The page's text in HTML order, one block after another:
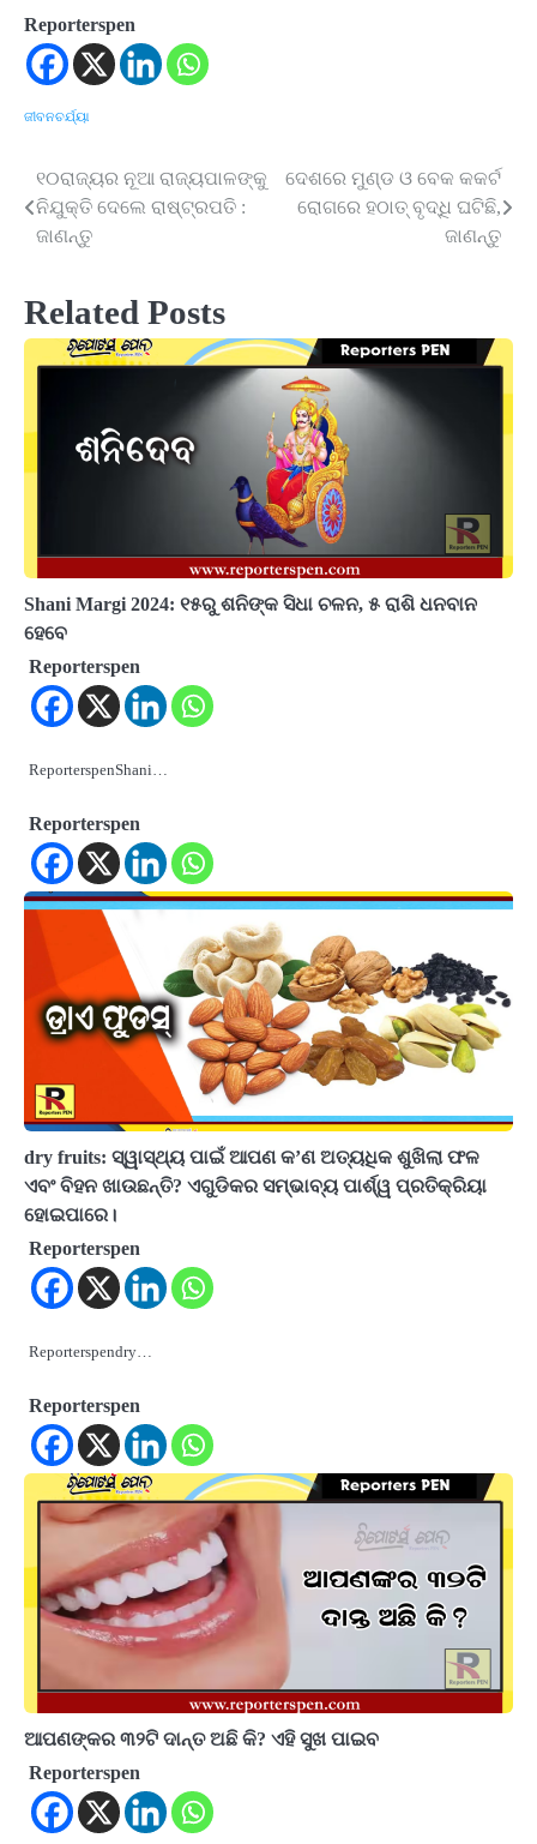
Reporterspen
ଜୀବନଚର୍ଯ୍ୟା
Post
navigation
୧୦ରାଜ୍ୟର ନୂଆ ରାଜ୍ୟପାଳଙ୍କୁ
ନିଯୁକ୍ତି ଦେଲେ ରାଷ୍ଟ୍ରପତି :
ଜାଣନ୍ତୁ
ଦେଶରେ ମୁଣ୍ଡ ଓ ବେକ କକର୍ଟ
ରୋଗରେ ହଠାତ୍ ବୃଦ୍ଧି ଘଟିଛି,
ଜାଣନ୍ତୁ
Related Posts
Shani Margi 2024: ୧୫ରୁ ଶନିଙ୍କ ସିଧା ଚଳନ, ୫ ରାଶି ଧନବାନ
ହେବେ
Reporterspen
ReporterspenShani…
Reporterspen
dry fruits: ସ୍ୱାସ୍ଥ୍ୟ ପାଇଁ ଆପଣ କ’ଣ ଅତ୍ୟଧିକ ଶୁଖିଲା ଫଳ
ଏବଂ ବିହନ ଖାଉଛନ୍ତି? ଏଗୁଡିକର ସମ୍ଭାବ୍ୟ ପାର୍ଶ୍ୱ ପ୍ରତିକ୍ରିୟା
ହୋଇପାରେ।
Reporterspen
Reporterspendry…
Reporterspen
ଆପଣଙ୍କର ୩୨ଟି ଦାନ୍ତ ଅଛି କି? ଏହି ସୁଖ ପାଇବ
Reporterspen